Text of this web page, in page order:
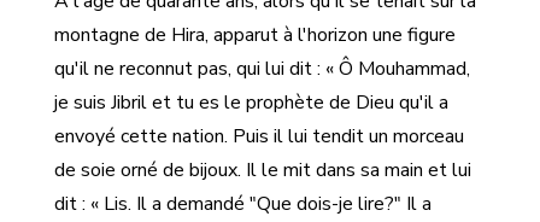
montagne de Hira, apparut à l'horizon une figure
qu'il ne reconnut pas, qui lui dit : « Ô Mouhammad,
je suis Jibril et tu es le prophète de Dieu qu'il a
envoyé cette nation. Puis il lui tendit un morceau
de soie orné de bijoux. Il le mit dans sa main et lui
dit : « Lis. Il a demandé "Que dois-je lire?" Il a